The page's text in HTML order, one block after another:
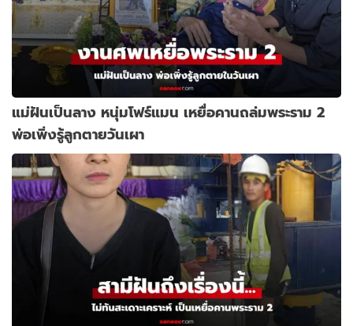
แม่ฝันเป็นลาง หนุ่มโฟร์แมน เหยื่อคานถล่มพระราม 2
พ่อเพิ่งรู้ลูกตายวันเผา